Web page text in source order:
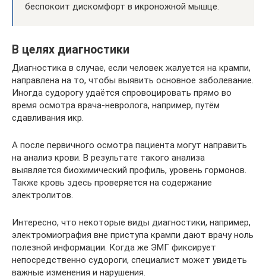
беспокоит дискомфорт в икроножной мышце.
В целях диагностики
Диагностика в случае, если человек жалуется на крампи,
направлена на то, чтобы выявить основное заболевание.
Иногда судорогу удаётся спровоцировать прямо во
время осмотра врача-невролога, например, путём
сдавливания икр.
А после первичного осмотра пациента могут направить
на анализ крови. В результате такого анализа
выявляется биохимический профиль, уровень гормонов.
Также кровь здесь проверяется на содержание
электролитов.
Интересно, что некоторые виды диагностики, например,
электромиография вне приступа крампи дают врачу ноль
полезной информации. Когда же ЭМГ фиксирует
непосредственно судороги, специалист может увидеть
важные изменения и нарушения.